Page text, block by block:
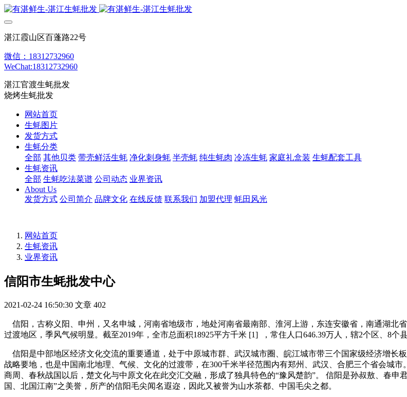
湛江霞山区百蓬路22号
微信：18312732960
WeChat:18312732960
湛江官渡生蚝批发
烧烤生蚝批发
网站首页
生蚝图片
发货方式
生蚝分类
全部 其他贝类 带壳鲜活生蚝 净化刺身蚝 半壳蚝 纯生蚝肉 冷冻生蚝 家庭礼盒装 生蚝配套工具
生蚝资讯
全部 生蚝吃法菜谱 公司动态 业界资讯
About Us
发货方式 公司简介 品牌文化 在线反馈 联系我们 加盟代理 蚝田风光
网站首页
生蚝资讯
业界资讯
信阳市生蚝批发中心
2021-02-24 16:50:30 文章 402
信阳，古称义阳、申州，又名申城，河南省地级市，地处河南省最南部、淮河上游，东连安徽省，南通湖北
过渡地区，季风气候明显。截至2019年，全市总面积18925平方千米 [1] ，常住人口646.39万人，辖2个区、8个
信阳是中部地区经济文化交流的重要通道，处于中原城市群、武汉城市圈、皖江城市带三个国家级经济增长
战略要地，也是中国南北地理、气候、文化的过渡带，在300千米半径范围内有郑州、武汉、合肥三个省会城
商周、春秋战国以后，楚文化与中原文化在此交汇交融，形成了独具特色的“豫风楚韵”。 信阳是孙叔敖、春
国、北国江南”之美誉，所产的信阳毛尖闻名遐迩，因此又被誉为山水茶都、中国毛尖之都。